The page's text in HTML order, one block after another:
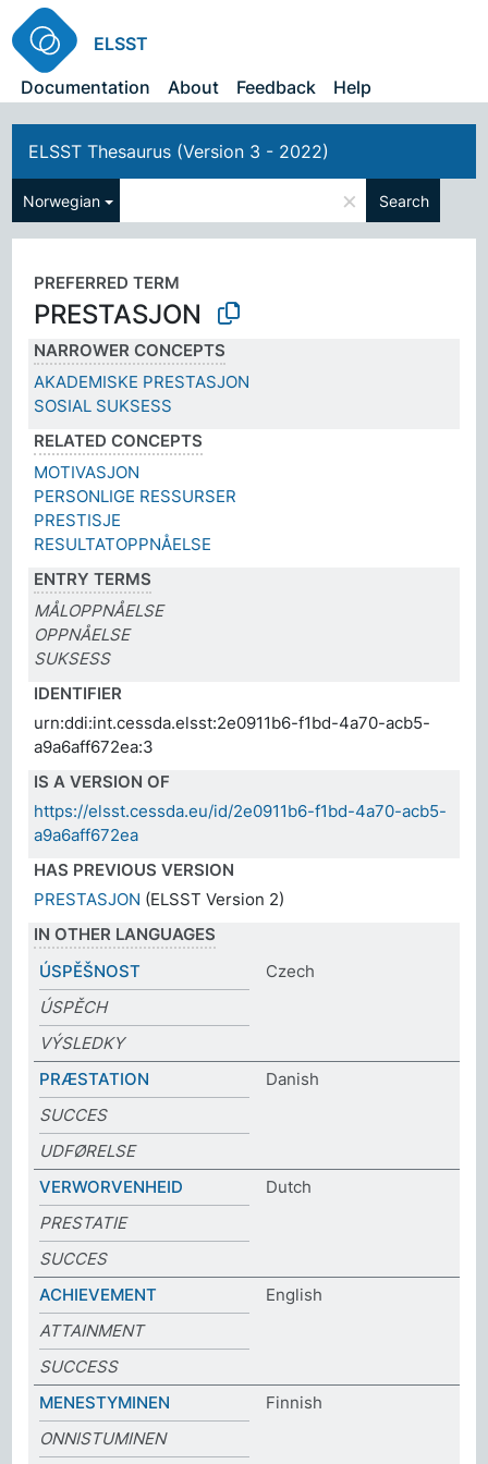
ELSST
Documentation
About Feedback Help
ELSST Thesaurus (Version 3 - 2022)
Norwegian × Search
PREFERRED TERM
PRESTASJON
NARROWER CONCEPTS
AKADEMISKE PRESTASJON
SOSIAL SUKSESS
RELATED CONCEPTS
MOTIVASJON
PERSONLIGE RESSURSER
PRESTISJE
RESULTATOPPNÅELSE
ENTRY TERMS
MÅLOPPNÅELSE
OPPNÅELSE
SUKSESS
IDENTIFIER
urn:ddi:int.cessda.elsst:2e0911b6-f1bd-4a70-acb5-
a9a6aff672ea:3
IS A VERSION OF
https://elsst.cessda.eu/id/2e0911b6-f1bd-4a70-acb5-
a9a6aff672ea
HAS PREVIOUS VERSION
PRESTASJON (ELSST Version 2)
IN OTHER LANGUAGES
ÚSPĚŠNOST
Czech
ÚSPĚCH
VÝSLEDKY
PRÆSTATION
Danish
SUCCES
UDFØRELSE
VERWORVENHEID
Dutch
PRESTATIE
SUCCES
ACHIEVEMENT
English
ATTAINMENT
SUCCESS
MENESTYMINEN
Finnish
ONNISTUMINEN